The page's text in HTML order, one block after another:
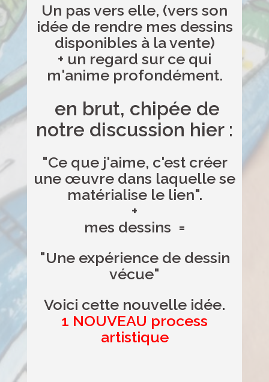
Un pas vers elle, (vers son
idée de rendre mes dessins
disponibles à la vente)
+ un regard sur ce qui
m'anime profondément.
en brut, chipée de
notre discussion hier :
"Ce que j'aime, c'est créer
une œuvre dans laquelle se
matérialise le lien".
+
mes dessins =
"Une expérience de dessin
vécue"
Voici cette nouvelle idée.
1 NOUVEAU process
artistique